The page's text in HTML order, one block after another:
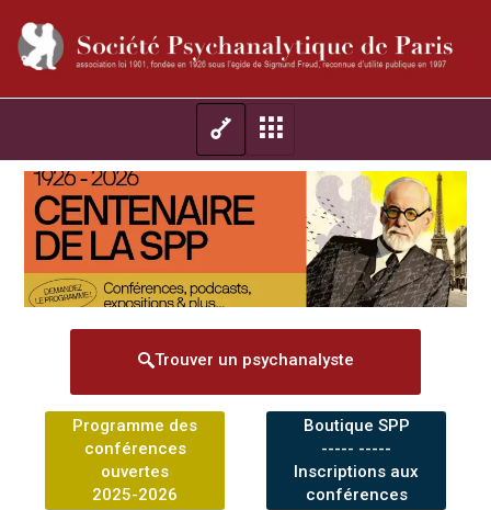
Trouver un psychanalyste
Programme des
conférences
ouvertes
2025-2026
Boutique SPP
----- -----
Inscriptions aux
conférences